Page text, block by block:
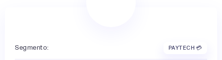
Segmento: PAYTECH 💳